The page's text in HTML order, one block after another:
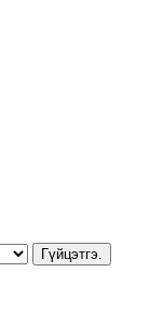
Гүйцэтгэ.